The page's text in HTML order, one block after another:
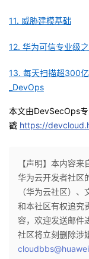
11. 威胁建模基础
12. 华为可信专业级
13. 每天扫描超300
_DevOps
本文由DevSecOps
戳 https://
【声明】本内容
华为云开发者社区
（华为云社区）
和本社区有权追究
容，欢迎发送邮件
社区将立刻删除涉